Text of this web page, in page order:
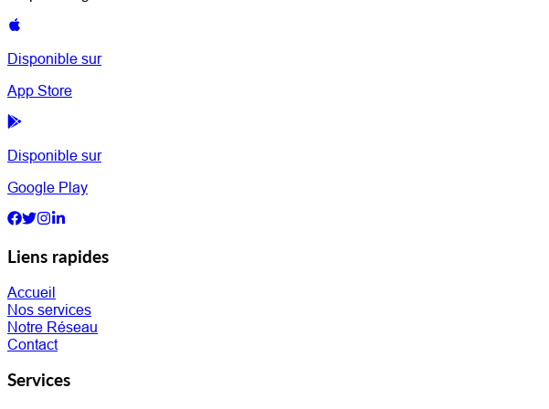
Disponible sur
App Store
Disponible sur
Google Play
Liens rapides
Accueil
Nos services
Notre Réseau
Contact
Services